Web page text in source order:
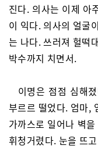
진다. 의사는 이제 아
이 익다. 의사의 얼굴
는 나다. 쓰러져 헐떡
박수까지 치면서.
이명은 점점 심해
부르르 떨었다. 엄마,
가까스로 일어나 벽
휘청거렸다. 눈을 뜨